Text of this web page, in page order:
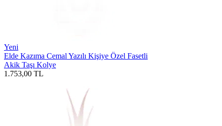
Yeni
Elde Kazıma Cemal Yazılı Kişiye Özel Fasetli
Akik Taşı Kolye
1.753,00 TL